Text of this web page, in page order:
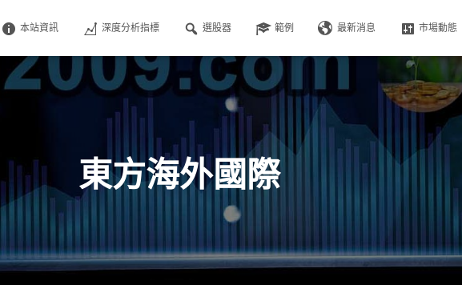
本站資訊 深度分析指標 選股器 範例 最新消息 市場動態
東方海外國際